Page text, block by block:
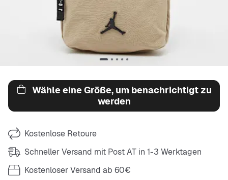
Wähle eine Größe, um benachrichtigt zu
werden
Kostenlose Retoure
Schneller Versand mit Post AT in 1-3 Werktagen
Kostenloser Versand ab 60€